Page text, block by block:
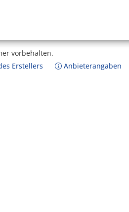
vorbehalten.
Erstellers Anbieterangaben